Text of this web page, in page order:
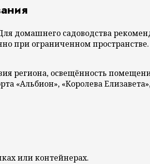
домашнего садоводства
при ограниченном
региона, освещённость
«Альбион», «Королева
или контейнерах.